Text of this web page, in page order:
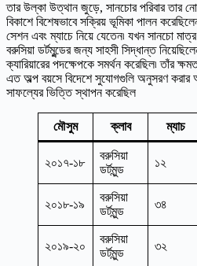
তার উল্কা উত্থান জুড়ে, সানচোর পরিবার তার
বিকাশে বিশেষভাবে সক্রিয় ভূমিকা পালন
সেশন এবং ম্যাচে নিয়ে যেতেন৷ যখন সানচো
বরুসিয়া ডর্টমুন্ডের জন্য সাহসী সিদ্ধান্ত
ক্যারিয়ারের পদক্ষেপকে সমর্থন করেছিল৷ তাঁর
এত অল্প বয়সে বিদেশে সুযোগগুলি অনুসরণ করার
সাফল্যের ভিত্তি স্থাপন করেছিল
মৌসুম ক্লাব ম্যাচ
২০১৭-১৮
বরুসিয়া
ডর্টমুন্ড
১২
২০১৮-১৯
বরুসিয়া
ডর্টমুন্ড
৩৪
২০১৯-২০
বরুসিয়া
ডর্টমুন্ড
৩২